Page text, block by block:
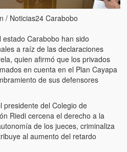
Venezuela (Children of the streets of
(Luis and El Mono… armed)
¿y Lina?
de televisión clausurados por el
2002
de Chávez desde que tomó el
de 2009
/ Noticias24 Carabobo
Carabobo han sido
a raíz de las declaraciones
quien afirmó que los privados
en cuenta en el Plan Cayapa
de sus defensores
presidente del Colegio de
Riedi cercena el derecho a la
de los jueces, criminaliza
al aumento del retardo